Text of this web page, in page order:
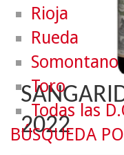
2022
Rioja
Rueda
Somontano
Toro
Todas las
BÚSQUEDA